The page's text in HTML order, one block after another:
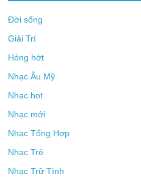
Đời sống
Giải Trí
Hóng hớt
Nhạc Âu Mỹ
Nhạc hot
Nhạc mới
Nhạc Tổng Hợp
Nhạc Trẻ
Nhạc Trữ Tình